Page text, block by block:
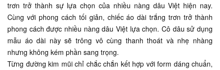
trơn trở thành sự lựa chọn của nhiều nàng dâu Việt hiện nay.
Cùng với phong cách tối giản, chiếc áo dài trắng trơn trở thành
phong cách được nhiều nàng dâu Việt lựa chọn. Cô dâu sử dụng
mẫu áo dài này sẽ trông vô cùng thanh thoát và nhẹ nhàng
nhưng không kém phần sang trọng.
Từng đường kim mũi chỉ chắc chắn kết hợp với form dáng chuẩn,